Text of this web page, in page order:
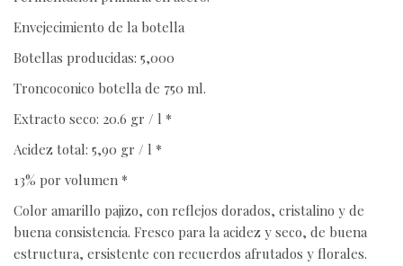
Envejecimiento de la botella
Botellas producidas: 5,000
Troncoconico botella de 750 ml.
Extracto seco: 20.6 gr / l *
Acidez total: 5,90 gr / l *
13% por volumen *
Color amarillo pajizo, con reflejos dorados, cristalino y de
buena consistencia. Fresco para la acidez y seco, de buena
estructura, ersistente con recuerdos afrutados y florales.